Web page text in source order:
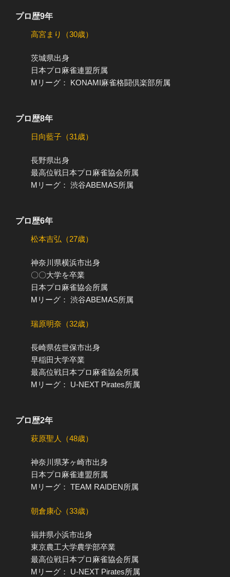
プロ歴9年
高宮まり（30歳）
茨城県出身
日本プロ麻雀連盟所属
Mリーグ： KONAMI麻雀格闘倶楽部所属
プロ歴8年
日向藍子（31歳）
長野県出身
最高位戦日本プロ麻雀協会所属
Mリーグ： 渋谷ABEMAS所属
プロ歴6年
松本吉弘（27歳）
神奈川県横浜市出身
〇〇大学を卒業
日本プロ麻雀協会所属
Mリーグ： 渋谷ABEMAS所属
瑞原明奈（32歳）
長崎県佐世保市出身
早稲田大学卒業
最高位戦日本プロ麻雀協会所属
Mリーグ： U-NEXT Pirates所属
プロ歴2年
萩原聖人（48歳）
神奈川県茅ヶ崎市出身
日本プロ麻雀連盟所属
Mリーグ： TEAM RAIDEN所属
朝倉康心（33歳）
福井県小浜市出身
東京農工大学農学部卒業
最高位戦日本プロ麻雀協会所属
Mリーグ： U-NEXT Pirates所属